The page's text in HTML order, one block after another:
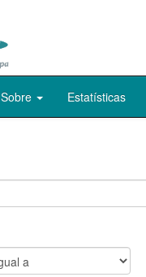
Sobre Estatísticas